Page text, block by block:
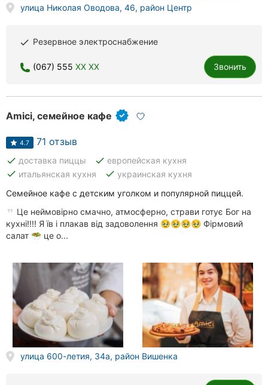
улица Николая Оводова, 46, район Центр
done Резервное электроснабжение
(067) 555 XX XX Звонить
Amici, семейное кафе
4.7 71 отзыв
done доставка пиццы done европейская кухня
done итальянская кухня done украинская кухня
Семейное кафе с детским уголком и популярной пиццей.
Це неймовірно смачно, атмосферно, страви готує Бог на
кухні!!!! Я їв і плакав від задоволення 🥹🥹🥹🥹 Фірмовий
салат 🥗 це о...
улица 600-летия, 34а, район Вишенка